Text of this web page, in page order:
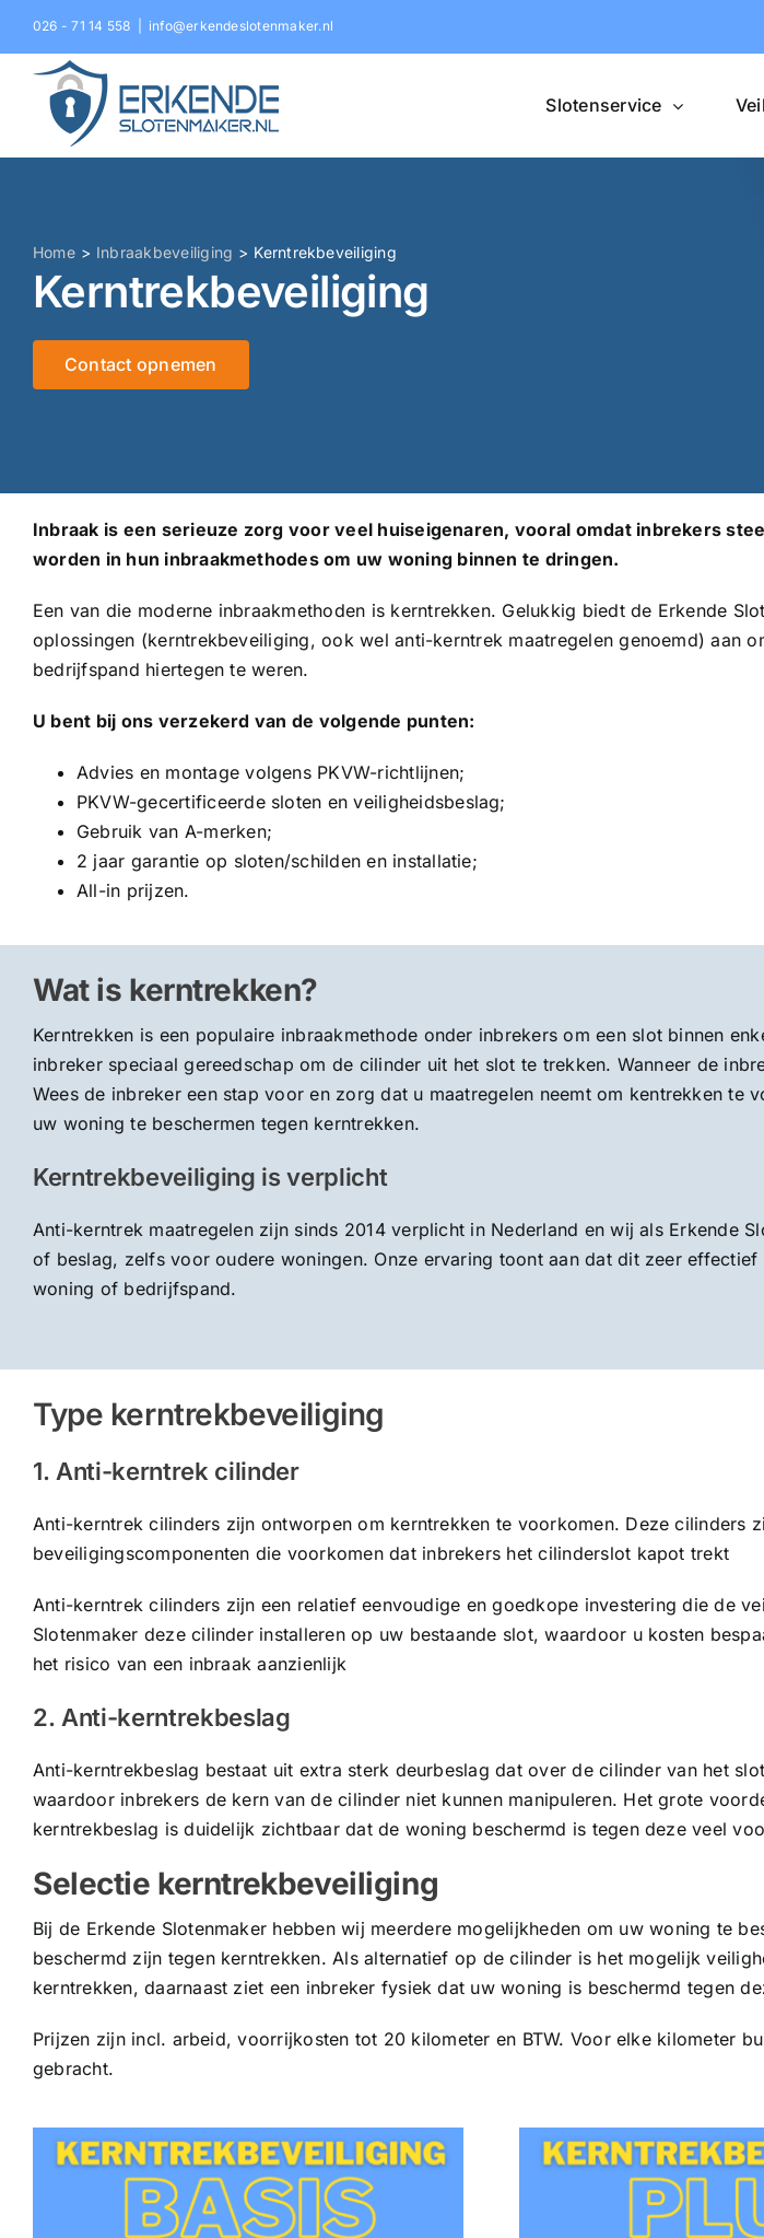
inhoud
026 - 71 14 558 info@erkendeslotenmaker.nl
Slotenservice
Home Inbraakbeveiliging Kerntrekbeveiliging
Kerntrekbeveiliging
Contact opnemen
Inbraak is een serieuze zorg voor veel huiseigenaren, vooral omdat inbrekers
worden in hun inbraakmethodes om uw woning binnen te dringen.
Een van die moderne inbraakmethoden is kerntrekken. Gelukkig biedt de Erkende
oplossingen (kerntrekbeveiliging, ook wel anti-kerntrek maatregelen genoemd) aan
bedrijfspand hiertegen te weren.
U bent bij ons verzekerd van de volgende punten:
Advies en montage volgens PKVW-richtlijnen;
PKVW-gecertificeerde sloten en veiligheidsbeslag;
Gebruik van A-merken;
2 jaar garantie op sloten/schilden en installatie;
All-in prijzen.
Wat is kerntrekken?
Kerntrekken is een populaire inbraakmethode onder inbrekers om een slot binnen
inbreker speciaal gereedschap om de cilinder uit het slot te trekken. Wanneer de
Wees de inbreker een stap voor en zorg dat u maatregelen neemt om kentrekken
uw woning te beschermen tegen kerntrekken.
Kerntrekbeveiliging is verplicht
Anti-kerntrek maatregelen zijn sinds 2014 verplicht in Nederland en wij als Erkende
of beslag, zelfs voor oudere woningen. Onze ervaring toont aan dat dit zeer
woning of bedrijfspand.
Type kerntrekbeveiliging
1. Anti-kerntrek cilinder
Anti-kerntrek cilinders zijn ontworpen om kerntrekken te voorkomen. Deze cilinders
beveiligingscomponenten die voorkomen dat inbrekers het cilinderslot kapot trekt
Anti-kerntrek cilinders zijn een relatief eenvoudige en goedkope investering die de
Slotenmaker deze cilinder installeren op uw bestaande slot, waardoor u kosten
het risico van een inbraak aanzienlijk
2. Anti-kerntrekbeslag
Anti-kerntrekbeslag bestaat uit extra sterk deurbeslag dat over de cilinder van het
waardoor inbrekers de kern van de cilinder niet kunnen manipuleren. Het grote
kerntrekbeslag is duidelijk zichtbaar dat de woning beschermd is tegen deze veel
Selectie kerntrekbeveiliging
Bij de Erkende Slotenmaker hebben wij meerdere mogelijkheden om uw woning te
beschermd zijn tegen kerntrekken. Als alternatief op de cilinder is het mogelijk
kerntrekken, daarnaast ziet een inbreker fysiek dat uw woning is beschermd tegen
Prijzen zijn incl. arbeid, voorrijkosten tot 20 kilometer en BTW. Voor elke kilometer
gebracht.